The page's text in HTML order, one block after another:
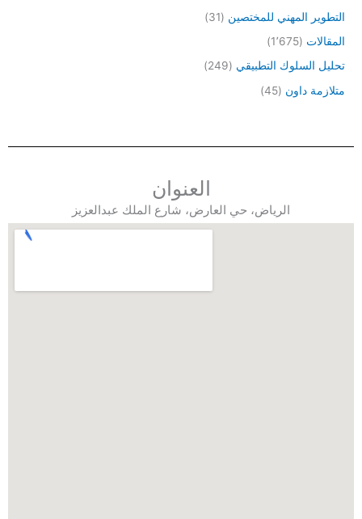
التطوير المهني للمختصين (31)
المقالات (1٬675)
تحليل السلوك التطبيقي (249)
متلازمة داون (45)
العنوان
الرياض، حي العارض، شارع الملك عبدالعزيز